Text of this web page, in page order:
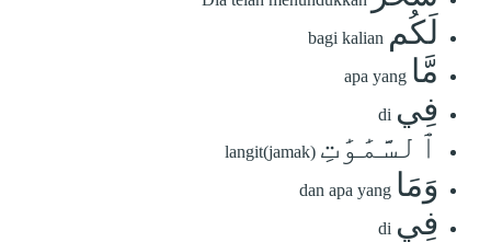
لَكُم bagi kalian
مَّا apa yang
فِي di
ٱلسَّمَٰوَٰتِ langit(jamak)
وَمَا dan apa yang
فِي di